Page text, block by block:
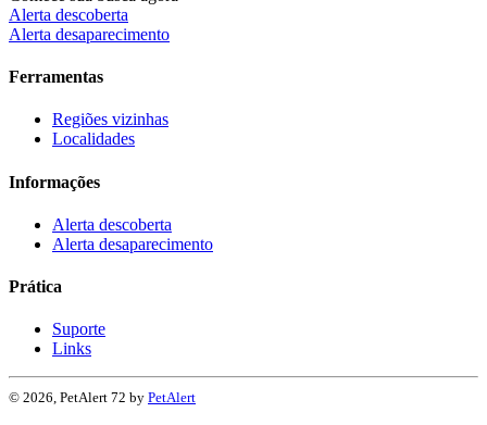
Alerta descoberta
Alerta desaparecimento
Ferramentas
Regiões vizinhas
Localidades
Informações
Alerta descoberta
Alerta desaparecimento
Prática
Suporte
Links
© 2026, PetAlert 72 by PetAlert